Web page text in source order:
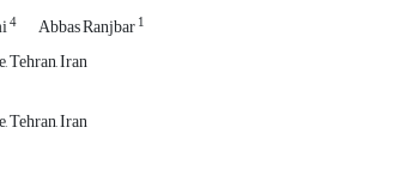
4 Abbas Ranjbar1
Tehran, Iran
Tehran, Iran